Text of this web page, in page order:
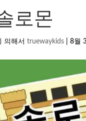
로몬
의해서truewaykids |8월